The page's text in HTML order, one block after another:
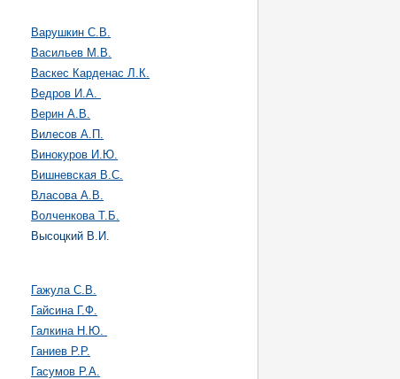
Варушкин С.В.
Васильев М.В.
Васкес Карденас Л.К.
Ведров И.А.
Верин А.В.
Вилесов А.П.
Винокуров И.Ю.
Вишневская В.С.
Власова А.В.
Волченкова Т.Б.
Высоцкий В.И.
Гажула С.В.
Гайсина Г.Ф.
Галкина Н.Ю.
Ганиев Р.Р.
Гасумов Р.А.